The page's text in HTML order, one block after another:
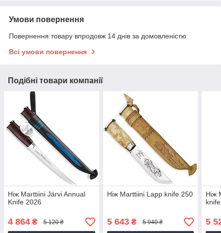
Умови повернення
Повернення товару впродовж 14 днів за домовленістю
Всі умови повернення
Подібні товари компанії
Ніж Marttiini Järvi Annual
Knife 2026
4 864 ₴ 5 120 ₴
Ніж Marttiini Lapp knife 250
5 643₴ 5 940 ₴
Ніж
5